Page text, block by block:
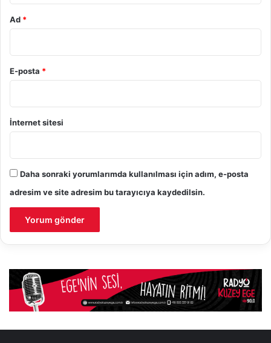
Ad *
E-posta *
İnternet sitesi
Daha sonraki yorumlarımda kullanılması için adım, e-posta
adresim ve site adresim bu tarayıcıya kaydedilsin.